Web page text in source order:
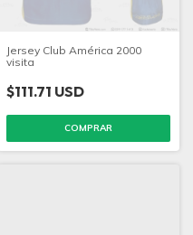
Jersey Club América 2000
visita
$111.71 USD
COMPRAR